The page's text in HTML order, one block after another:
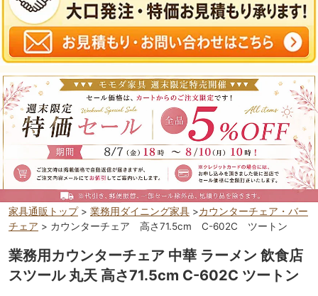
家具通販トップ> 業務用ダイニング家具 >カウンターチェア・バー
チェア > カウンターチェア 高さ71.5cm C-602C ツートン
業務用カウンターチェア 中華 ラーメン 飲食店
スツール 丸天 高さ71.5cm C-602C ツートン